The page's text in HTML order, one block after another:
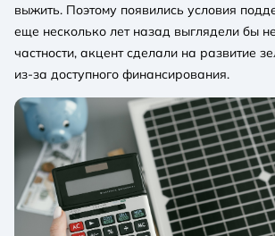
выжить. Поэтому появились условия
еще несколько лет назад выглядели бы
частности, акцент сделали на развитие
из-за доступного финансирования.